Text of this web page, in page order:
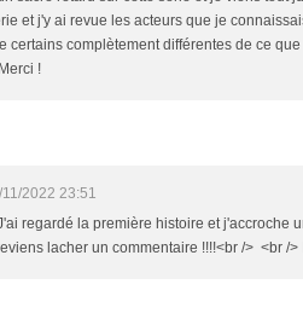
et j'y ai revue les acteurs que je
certains complètement différentes de ce
!
11/2022 23:51
regardé la première histoire et j'accroche
lacher un commentaire !!!!<br /> <br /